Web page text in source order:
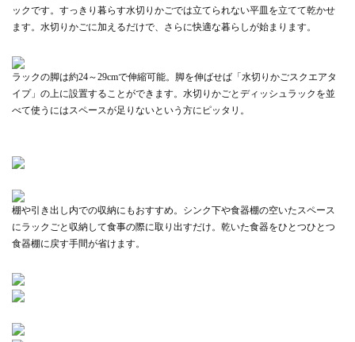
ックです。すっきり暮らす水切りかごでは立てられない平皿を立てて乾かせ
ます。水切りかごに加えるだけで、さらに快適な暮らしが始まります。
ラックの脚は約24～29cmで伸縮可能。脚を伸ばせば「水切りかごスクエアタ
イプ」の上に設置することができます。水切りかごとディッシュラックを並
べて使うにはスペースが足りないという方にピッタリ。
棚や引き出し内での収納にもおすすめ。シンク下や食器棚の空いたスペース
にラックごと収納して食事の際に取り出すだけ。乾いた食器をひとつひとつ
食器棚に戻す手間が省けます。